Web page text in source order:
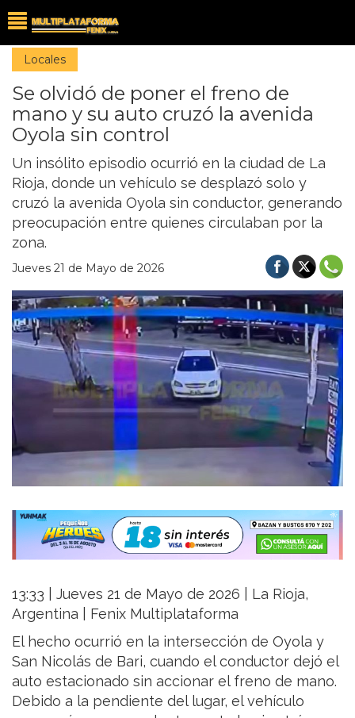
Locales
Se olvidó de poner el freno de
mano y su auto cruzó la avenida
Oyola sin control
Un insólito episodio ocurrió en la ciudad de La
Rioja, donde un vehículo se desplazó solo y
cruzó la avenida Oyola sin conductor, generando
preocupación entre quienes circulaban por la
zona.
Jueves 21 de Mayo de 2026
13:33 | Jueves 21 de Mayo de 2026 | La Rioja,
Argentina | Fenix Multiplataforma
El hecho ocurrió en la intersección de Oyola y
San Nicolás de Bari, cuando el conductor dejó el
auto estacionado sin accionar el freno de mano.
Debido a la pendiente del lugar, el vehículo